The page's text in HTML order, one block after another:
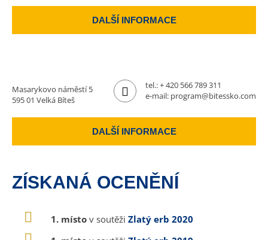
DALŠÍ INFORMACE
Masarykovo náměstí 5
595 01 Velká Bíteš
tel.:+ 420 566 789 311
e-mail: program@bitessko.com
DALŠÍ INFORMACE
ZÍSKANÁ OCENĚNÍ
1. místo v soutěži Zlatý erb 2020